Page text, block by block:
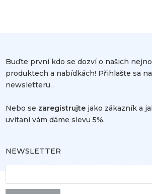
Buďte první kdo se dozví o našich
produktech a nabídkách! Přihlašte sa
newsletteru .
Nebo se zaregistrujte jako zákazník a
uvítaní vám dáme slevu 5%.
NEWSLETTER